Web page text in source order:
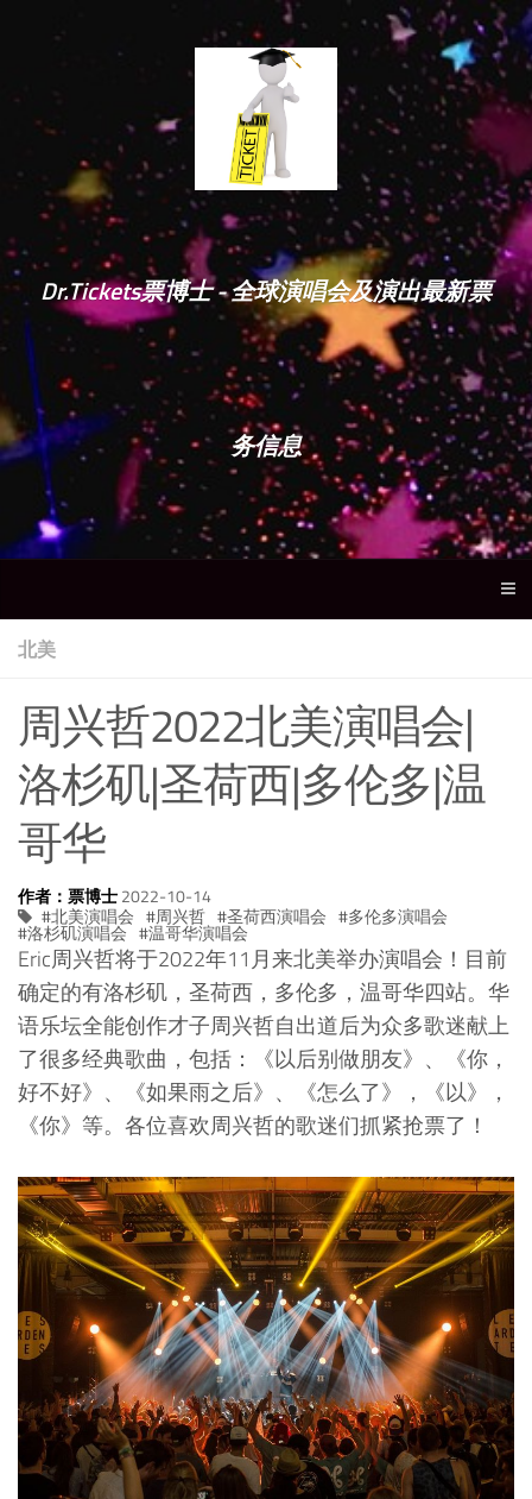
Dr.Tickets票博士 - 全球演唱会及演出最新票
务信息
北美
周兴哲2022北美演唱会|
洛杉矶|圣荷西|多伦多|温
哥华
作者：票博士2022-10-14
北美演唱会
周兴哲 圣荷西演唱会 多伦多演唱会
洛杉矶演唱会 温哥华演唱会
Eric周兴哲将于2022年11月来北美举办演唱会！目前
确定的有洛杉矶，圣荷西，多伦多，温哥华四站。华
语乐坛全能创作才子周兴哲自出道后为众多歌迷献上
了很多经典歌曲，包括：《以后别做朋友》、《你，
好不好》、《如果雨之后》、《怎么了》，《以》，
《你》等。各位喜欢周兴哲的歌迷们抓紧抢票了！